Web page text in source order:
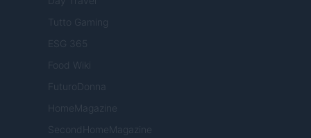
Tutto Gaming
ESG 365
Food Wiki
FuturoDonna
HomeMagazine
SecondHomeMagazine